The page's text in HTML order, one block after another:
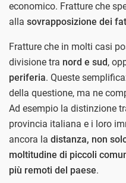
economico. Fratture che
alla sovrapposizione dei
Fratture che in molti casi
divisione tra nord e sud,
periferia. Queste
della questione, ma ne
Ad esempio la distinzione
provincia italiana e i loro
ancora la distanza, non
moltitudine di piccoli
più remoti del paese.